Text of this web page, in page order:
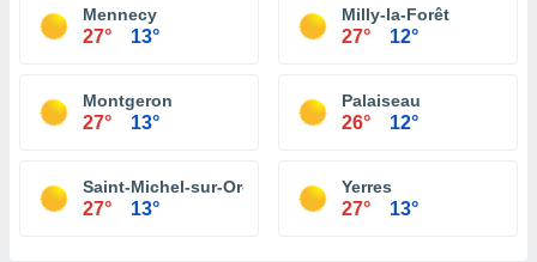
Mennecy
27° 13°
Milly-la-Forêt
27° 12°
Montgeron
27° 13°
Palaiseau
26° 12°
Saint-Michel-sur-Orge
27° 13°
Yerres
27° 13°